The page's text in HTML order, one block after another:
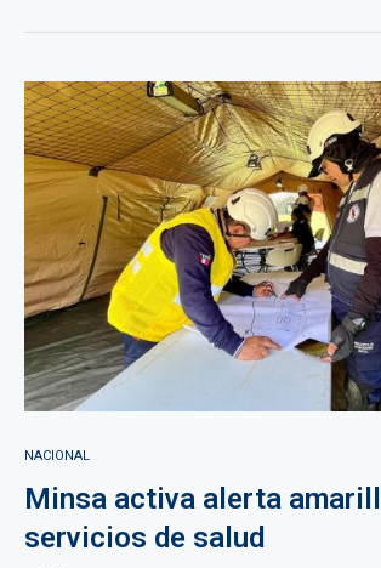
NACIONAL
Minsa activa alerta
servicios de salud